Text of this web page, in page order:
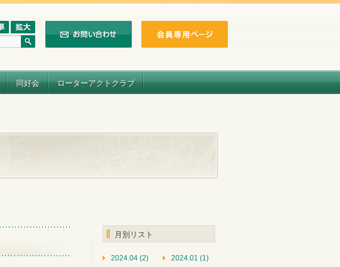
同好会 ローターアクトクラブ
月別リスト
2024.04 (2) 2024.01 (1)